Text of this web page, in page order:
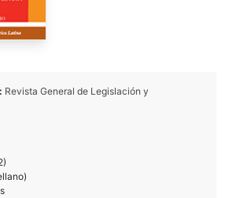
Revista General de Legislación y